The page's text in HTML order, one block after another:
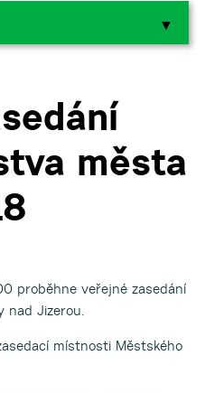
▼
▼
města
proběhne veřejné zasedání
nad Jizerou.
místnosti Městského